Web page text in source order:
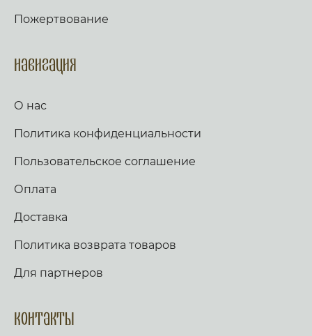
Пожертвование
Навигация
О нас
Политика конфиденциальности
Пользовательское соглашение
Оплата
Доставка
Политика возврата товаров
Для партнеров
Контакты